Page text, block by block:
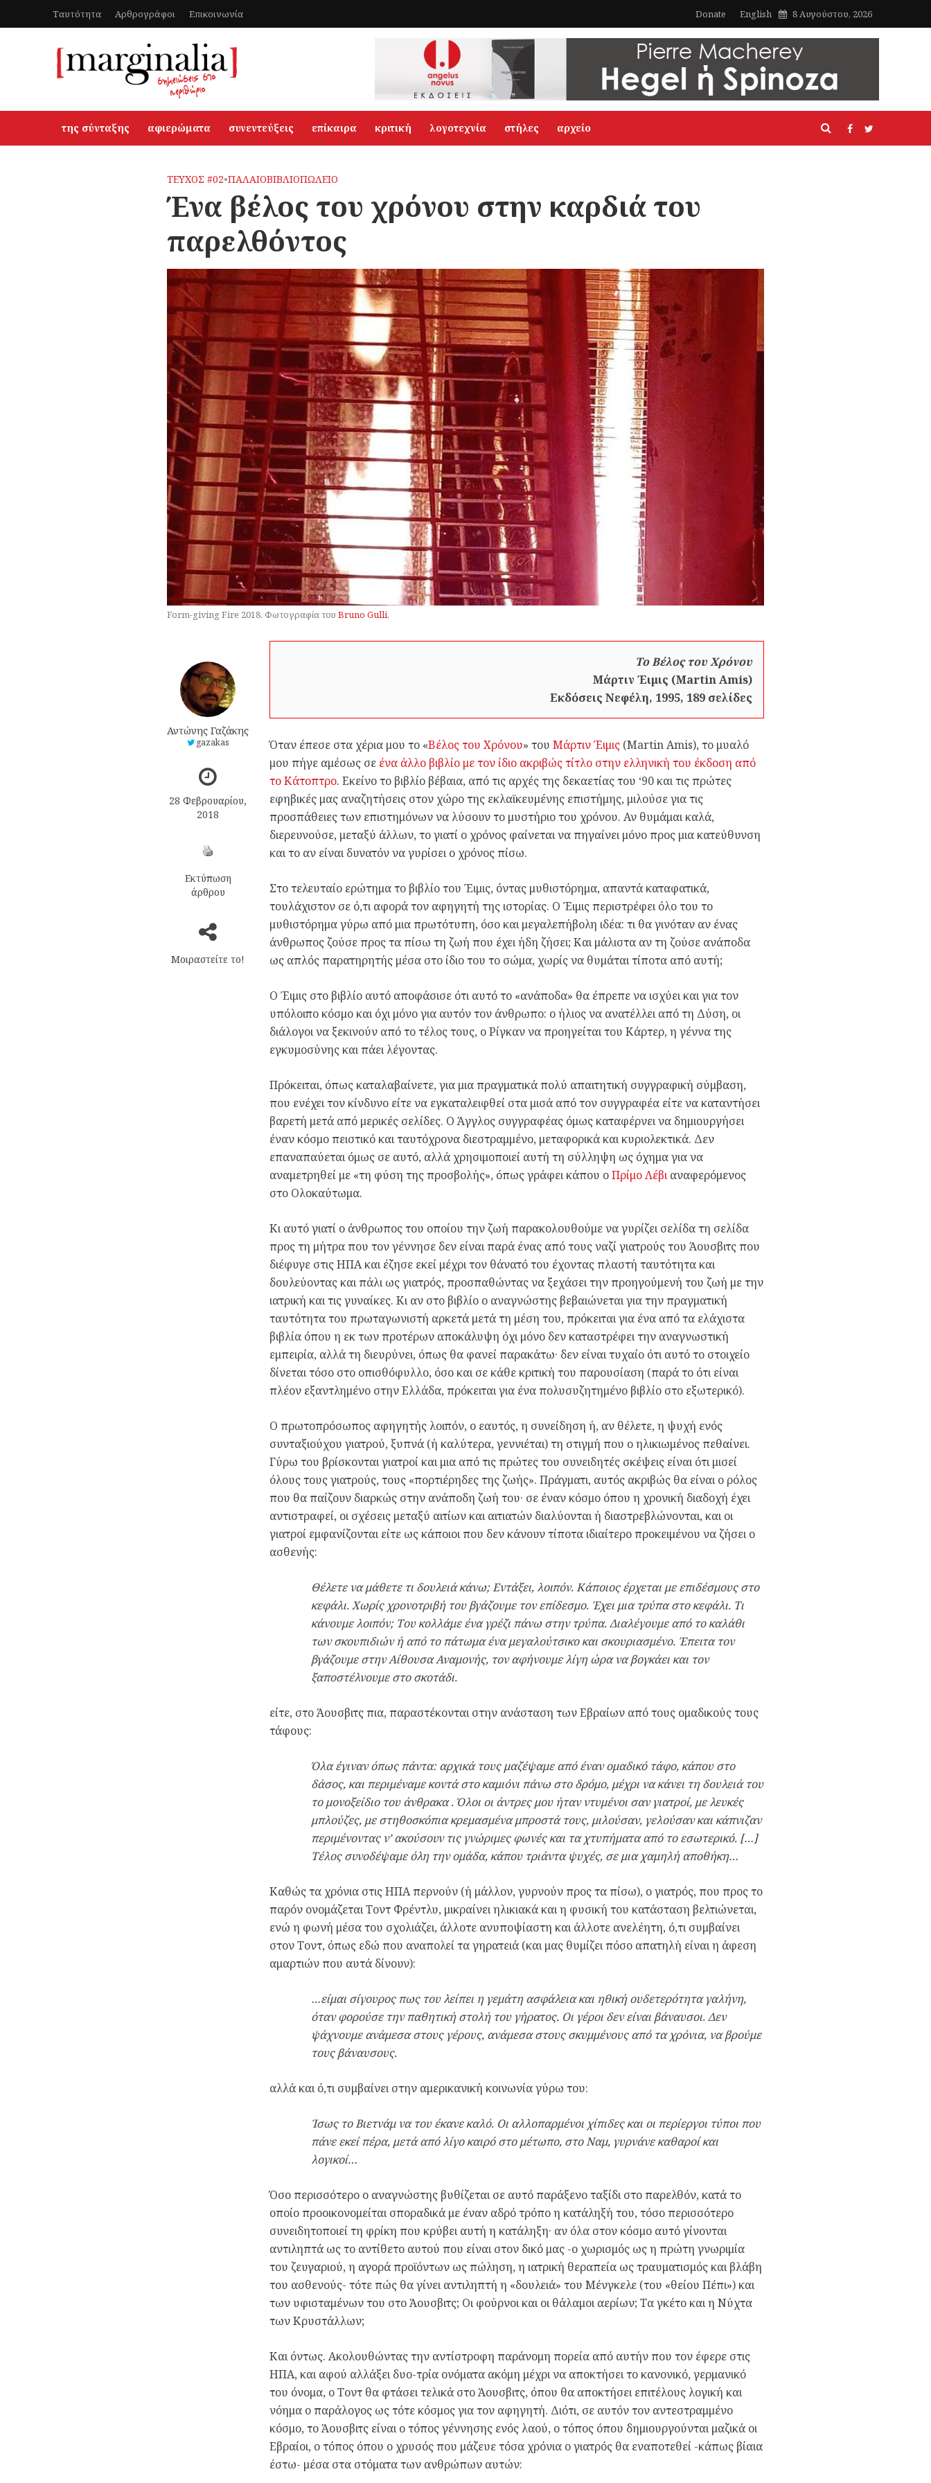
Ταυτότητα Αρθρογράφοι Επικοινωνία Donate English 8 Αυγούστου, 2026
της σύνταξης αφιερώματα συνεντεύξεις επίκαιρα κριτική λογοτεχνία στήλες αρχείο
ΤΕΥΧΟΣ #02•ΠΑΛΑΙΟΒΙΒΛΙΟΠΩΛΕΙΟ
Ένα βέλος του χρόνου στην καρδιά του
παρελθόντος
Form-giving Fire 2018. Φωτογραφία του Bruno Gulli.
Αντώνης Γαζάκης
gazakas
28 Φεβρουαρίου,
2018
Εκτύπωση
άρθρου
Μοιραστείτε το!
Το Βέλος του Χρόνου
Μάρτιν Έιμις (Martin Amis)
Εκδόσεις Νεφέλη, 1995, 189 σελίδες
Όταν έπεσε στα χέρια μου το «Βέλος του Χρόνου» τουΜάρτιν Έιμις (Martin Amis), το μυαλό
μου πήγε αμέσως σε ένα άλλο βιβλίο με τον ίδιο ακριβώς τίτλο στην ελληνική του έκδοση από
το Κάτοπτρο. Εκείνο το βιβλίο βέβαια, από τις αρχές της δεκαετίας του ‘90 και τις πρώτες
εφηβικές μας αναζητήσεις στον χώρο της εκλαϊκευμένης επιστήμης, μιλούσε για τις
προσπάθειες των επιστημόνων να λύσουν το μυστήριο του χρόνου. Αν θυμάμαι καλά,
διερευνούσε, μεταξύ άλλων, το γιατί ο χρόνος φαίνεται να πηγαίνει μόνο προς μια κατεύθυνση
και το αν είναι δυνατόν να γυρίσει ο χρόνος πίσω.
Στο τελευταίο ερώτημα το βιβλίο του Έιμις, όντας μυθιστόρημα, απαντά καταφατικά,
τουλάχιστον σε ό,τι αφορά τον αφηγητή της ιστορίας. Ο Έιμις περιστρέφει όλο του το
μυθιστόρημα γύρω από μια πρωτότυπη, όσο και μεγαλεπήβολη ιδέα: τι θα γινόταν αν ένας
άνθρωπος ζούσε προς τα πίσω τη ζωή που έχει ήδη ζήσει; Και μάλιστα αν τη ζούσε ανάποδα
ως απλός παρατηρητής μέσα στο ίδιο του το σώμα, χωρίς να θυμάται τίποτα από αυτή;
Ο Έιμις στο βιβλίο αυτό αποφάσισε ότι αυτό το «ανάποδα» θα έπρεπε να ισχύει και για τον
υπόλοιπο κόσμο και όχι μόνο για αυτόν τον άνθρωπο: ο ήλιος να ανατέλλει από τη Δύση, οι
διάλογοι να ξεκινούν από το τέλος τους, ο Ρίγκαν να προηγείται του Κάρτερ, η γέννα της
εγκυμοσύνης και πάει λέγοντας.
Πρόκειται, όπως καταλαβαίνετε, για μια πραγματικά πολύ απαιτητική συγγραφική σύμβαση,
που ενέχει τον κίνδυνο είτε να εγκαταλειφθεί στα μισά από τον συγγραφέα είτε να καταντήσει
βαρετή μετά από μερικές σελίδες. Ο Άγγλος συγγραφέας όμως καταφέρνει να δημιουργήσει
έναν κόσμο πειστικό και ταυτόχρονα διεστραμμένο, μεταφορικά και κυριολεκτικά. Δεν
επαναπαύεται όμως σε αυτό, αλλά χρησιμοποιεί αυτή τη σύλληψη ως όχημα για να
αναμετρηθεί με «τη φύση της προσβολής», όπως γράφει κάπου οΠρίμο Λέβιαναφερόμενος
στο Ολοκαύτωμα.
Κι αυτό γιατί ο άνθρωπος του οποίου την ζωή παρακολουθούμε να γυρίζει σελίδα τη σελίδα
προς τη μήτρα που τον γέννησε δεν είναι παρά ένας από τους ναζί γιατρούς του Άουσβιτς που
διέφυγε στις ΗΠΑ και έζησε εκεί μέχρι τον θάνατό του έχοντας πλαστή ταυτότητα και
δουλεύοντας και πάλι ως γιατρός, προσπαθώντας να ξεχάσει την προηγούμενή του ζωή με την
ιατρική και τις γυναίκες. Κι αν στο βιβλίο ο αναγνώστης βεβαιώνεται για την πραγματική
ταυτότητα του πρωταγωνιστή αρκετά μετά τη μέση του, πρόκειται για ένα από τα ελάχιστα
βιβλία όπου η εκ των προτέρων αποκάλυψη όχι μόνο δεν καταστρέφει την αναγνωστική
εμπειρία, αλλά τη διευρύνει, όπως θα φανεί παρακάτω· δεν είναι τυχαίο ότι αυτό το στοιχείο
δίνεται τόσο στο οπισθόφυλλο, όσο και σε κάθε κριτική του παρουσίαση (παρά το ότι είναι
πλέον εξαντλημένο στην Ελλάδα, πρόκειται για ένα πολυσυζητημένο βιβλίο στο εξωτερικό).
Ο πρωτοπρόσωπος αφηγητής λοιπόν, ο εαυτός, η συνείδηση ή, αν θέλετε, η ψυχή ενός
συνταξιούχου γιατρού, ξυπνά (ή καλύτερα, γεννιέται) τη στιγμή που ο ηλικιωμένος πεθαίνει.
Γύρω του βρίσκονται γιατροί και μια από τις πρώτες του συνειδητές σκέψεις είναι ότι μισεί
όλους τους γιατρούς, τους «πορτιέρηδες της ζωής». Πράγματι, αυτός ακριβώς θα είναι ο ρόλος
που θα παίζουν διαρκώς στην ανάποδη ζωή του· σε έναν κόσμο όπου η χρονική διαδοχή έχει
αντιστραφεί, οι σχέσεις μεταξύ αιτίων και αιτιατών διαλύονται ή διαστρεβλώνονται, και οι
γιατροί εμφανίζονται είτε ως κάποιοι που δεν κάνουν τίποτα ιδιαίτερο προκειμένου να ζήσει ο
ασθενής:
Θέλετε να μάθετε τι δουλειά κάνω; Εντάξει, λοιπόν. Κάποιος έρχεται με επιδέσμους στο
κεφάλι. Χωρίς χρονοτριβή του βγάζουμε τον επίδεσμο. Έχει μια τρύπα στο κεφάλι. Τι
κάνουμε λοιπόν; Του κολλάμε ένα γρέζι πάνω στην τρύπα. Διαλέγουμε από το καλάθι
των σκουπιδιών ή από το πάτωμα ένα μεγαλούτσικο και σκουριασμένο. Έπειτα τον
βγάζουμε στην Αίθουσα Αναμονής, τον αφήνουμε λίγη ώρα να βογκάει και τον
ξαποστέλνουμε στο σκοτάδι.
είτε, στο Άουσβιτς πια, παραστέκονται στην ανάσταση των Εβραίων από τους ομαδικούς τους
τάφους:
Όλα έγιναν όπως πάντα: αρχικά τους μαζέψαμε από έναν ομαδικό τάφο, κάπου στο
δάσος, και περιμέναμε κοντά στο καμιόνι πάνω στο δρόμο, μέχρι να κάνει τη δουλειά του
το μονοξείδιο του άνθρακα . Όλοι οι άντρες μου ήταν ντυμένοι σαν γιατροί, με λευκές
μπλούζες, με στηθοσκόπια κρεμασμένα μπροστά τους, μιλούσαν, γελούσαν και κάπνιζαν
περιμένοντας ν’ ακούσουν τις γνώριμες φωνές και τα χτυπήματα από το εσωτερικό. […]
Τέλος συνοδέψαμε όλη την ομάδα, κάπου τριάντα ψυχές, σε μια χαμηλή αποθήκη…
Καθώς τα χρόνια στις ΗΠΑ περνούν (ή μάλλον, γυρνούν προς τα πίσω), ο γιατρός, που προς το
παρόν ονομάζεται Τοντ Φρέντλυ, μικραίνει ηλικιακά και η φυσική του κατάσταση βελτιώνεται,
ενώ η φωνή μέσα του σχολιάζει, άλλοτε ανυποψίαστη και άλλοτε ανελέητη, ό,τι συμβαίνει
στον Τοντ, όπως εδώ που αναπολεί τα γηρατειά (και μας θυμίζει πόσο απατηλή είναι η άφεση
αμαρτιών που αυτά δίνουν):
…είμαι σίγουρος πως του λείπει η γεμάτη ασφάλεια και ηθική ουδετερότητα γαλήνη,
όταν φορούσε την παθητική στολή του γήρατος. Οι γέροι δεν είναι βάναυσοι. Δεν
ψάχνουμε ανάμεσα στους γέρους, ανάμεσα στους σκυμμένους από τα χρόνια, να βρούμε
τους βάναυσους.
αλλά και ό,τι συμβαίνει στην αμερικανική κοινωνία γύρω του:
Ίσως το Βιετνάμ να του έκανε καλό. Οι αλλοπαρμένοι χίπιδες και οι περίεργοι τύποι που
πάνε εκεί πέρα, μετά από λίγο καιρό στο μέτωπο, στο Ναμ, γυρνάνε καθαροί και
λογικοί…
Όσο περισσότερο ο αναγνώστης βυθίζεται σε αυτό παράξενο ταξίδι στο παρελθόν, κατά το
οποίο προοικονομείται σποραδικά με έναν αδρό τρόπο η κατάληξή του, τόσο περισσότερο
συνειδητοποιεί τη φρίκη που κρύβει αυτή η κατάληξη· αν όλα στον κόσμο αυτό γίνονται
αντιληπτά ως το αντίθετο αυτού που είναι στον δικό μας -ο χωρισμός ως η πρώτη γνωριμία
του ζευγαριού, η αγορά προϊόντων ως πώληση, η ιατρική θεραπεία ως τραυματισμός και βλάβη
του ασθενούς- τότε πώς θα γίνει αντιληπτή η «δουλειά» του Μένγκελε (του «θείου Πέπι») και
των υφισταμένων του στο Άουσβιτς; Οι φούρνοι και οι θάλαμοι αερίων; Τα γκέτο και η Νύχτα
των Κρυστάλλων;
Και όντως. Ακολουθώντας την αντίστροφη παράνομη πορεία από αυτήν που τον έφερε στις
ΗΠΑ, και αφού αλλάξει δυο-τρία ονόματα ακόμη μέχρι να αποκτήσει το κανονικό, γερμανικό
του όνομα, ο Τοντ θα φτάσει τελικά στο Άουσβιτς, όπου θα αποκτήσει επιτέλους λογική και
νόημα ο παράλογος ως τότε κόσμος για τον αφηγητή. Διότι, σε αυτόν τον αντεστραμμένο
κόσμο, το Άουσβιτς είναι ο τόπος γέννησης ενός λαού, ο τόπος όπου δημιουργούνται μαζικά οι
Εβραίοι, ο τόπος όπου ο χρυσός που μάζευε τόσα χρόνια ο γιατρός θα εναποτεθεί -κάπως βίαια
έστω- μέσα στα στόματα των ανθρώπων αυτών: